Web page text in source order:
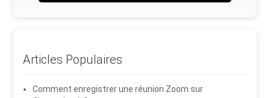
Articles Populaires
Comment enregistrer une réunion Zoom sur